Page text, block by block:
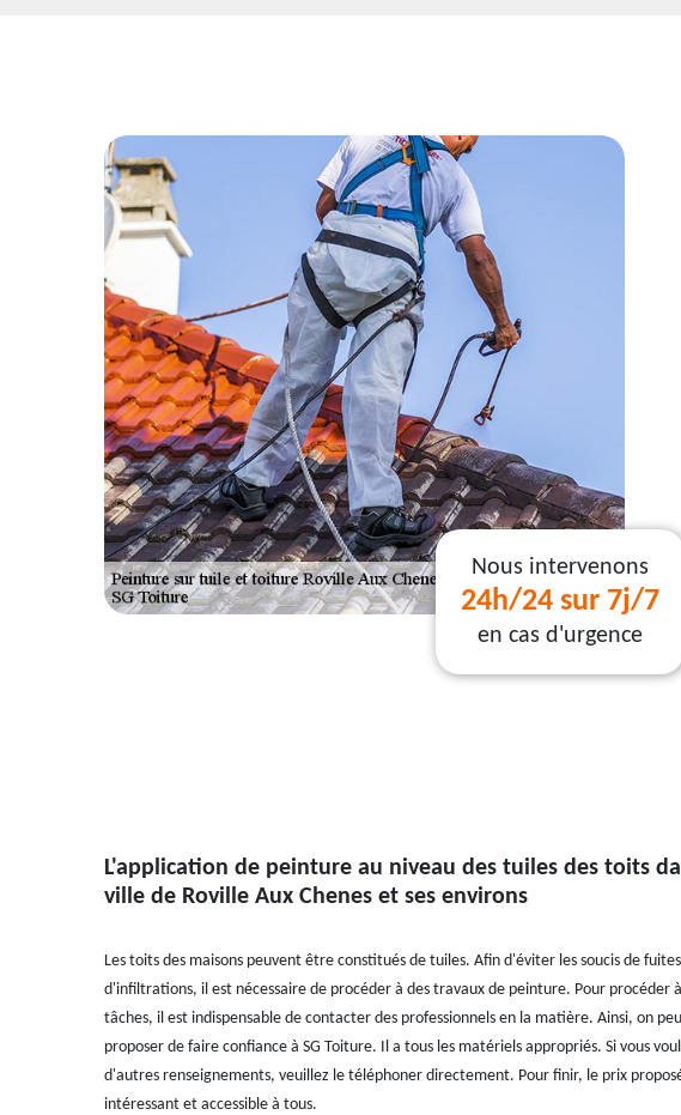
Nous intervenons
24h/24 sur 7j/7
en cas d'urgence
L'application de peinture au niveau des tuiles des toits
ville de Roville Aux Chenes et ses environs
Les toits des maisons peuvent être constitués de tuiles. Afin d'éviter les soucis de
d'infiltrations, il est nécessaire de procéder à des travaux de peinture. Pour procéder
tâches, il est indispensable de contacter des professionnels en la matière. Ainsi, on
proposer de faire confiance à SG Toiture. Il a tous les matériels appropriés. Si vous
d'autres renseignements, veuillez le téléphoner directement. Pour finir, le prix
intéressant et accessible à tous.